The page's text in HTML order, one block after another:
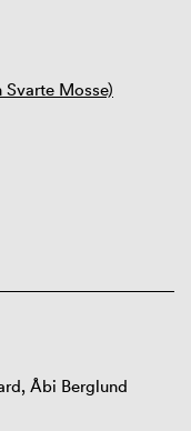
Svarte Mosse)
, Åbi Berglund